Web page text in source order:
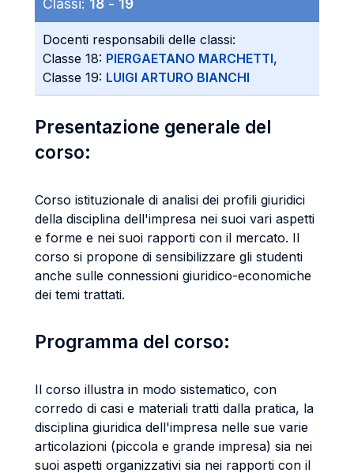
Classi: 18 - 19
Docenti responsabili delle classi:
Classe 18: PIERGAETANO MARCHETTI,
Classe 19: LUIGI ARTURO BIANCHI
Presentazione generale del
corso:
Corso istituzionale di analisi dei profili giuridici
della disciplina dell'impresa nei suoi vari aspetti
e forme e nei suoi rapporti con il mercato. Il
corso si propone di sensibilizzare gli studenti
anche sulle connessioni giuridico-economiche
dei temi trattati.
Programma del corso:
Il corso illustra in modo sistematico, con
corredo di casi e materiali tratti dalla pratica, la
disciplina giuridica dell'impresa nelle sue varie
articolazioni (piccola e grande impresa) sia nei
suoi aspetti organizzativi sia nei rapporti con il